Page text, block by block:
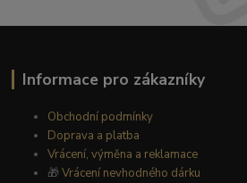
Informace pro zákazníky
Obchodní podmínky
Doprava a platba
Vrácení, výměna a reklamace
🎁Vrácení nevhodného dárku